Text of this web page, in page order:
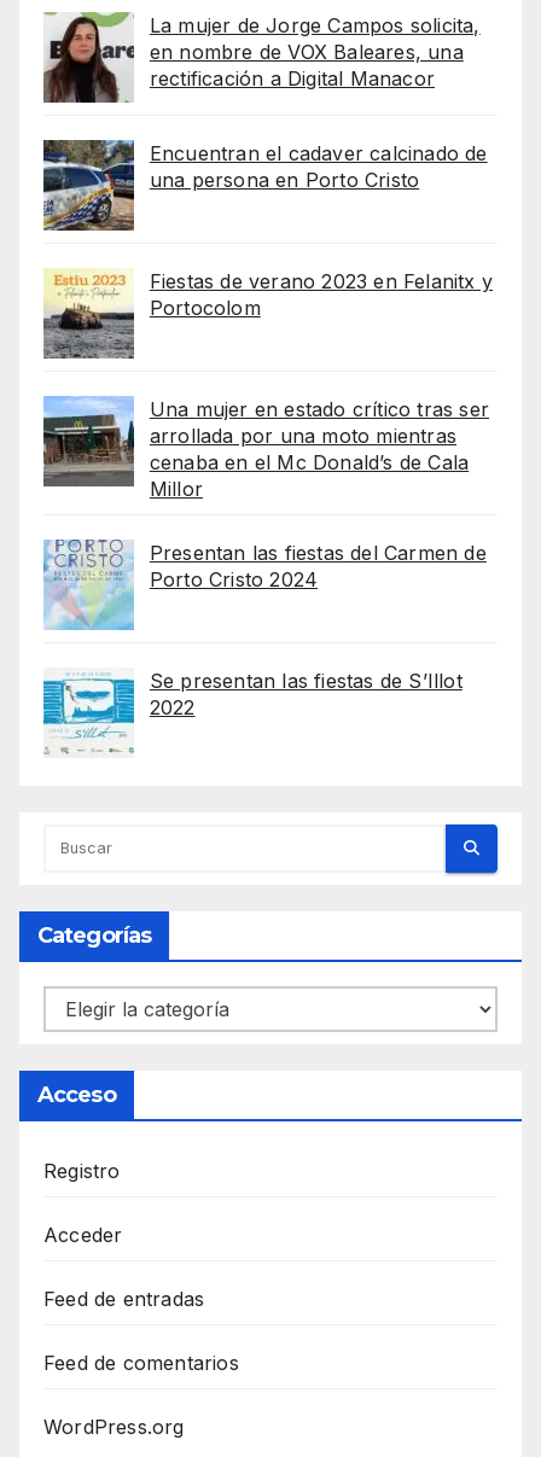
La mujer de Jorge Campos solicita,
en nombre de VOX Baleares, una
rectificación a Digital Manacor
Encuentran el cadaver calcinado de
una persona en Porto Cristo
Fiestas de verano 2023 en Felanitx y
Portocolom
Una mujer en estado crítico tras ser
arrollada por una moto mientras
cenaba en el Mc Donald’s de Cala
Millor
Presentan las fiestas del Carmen de
Porto Cristo 2024
Se presentan las fiestas de S’Illot
2022
Categorías
Categorías
Acceso
Registro
Acceder
Feed de entradas
Feed de comentarios
WordPress.org